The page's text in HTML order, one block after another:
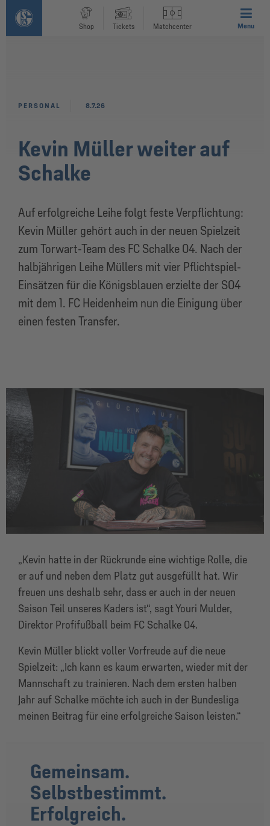
Shop Tickets Matchcenter Menu
Kevin Müller weiter auf
Schalke
Auf erfolgreiche Leihe folgt feste Verpflichtung:
Kevin Müller gehört auch in der neuen Spielzeit
zum Torwart-Team des FC Schalke 04. Nach der
halbjährigen Leihe Müllers mit vier Pflichtspiel-
Einsätzen für die Königsblauen erzielte der S04
mit dem 1. FC Heidenheim nun die Einigung über
einen festen Transfer.
PERSONAL 8.7.26
„Kevin hatte in der Rückrunde eine wichtige Rolle, die
er auf und neben dem Platz gut ausgefüllt hat. Wir
freuen uns deshalb sehr, dass er auch in der neuen
Saison Teil unseres Kaders ist“, sagt Youri Mulder,
Direktor Profifußball beim FC Schalke 04.
Kevin Müller blickt voller Vorfreude auf die neue
Spielzeit: „Ich kann es kaum erwarten, wieder mit der
Mannschaft zu trainieren. Nach dem ersten halben
Jahr auf Schalke möchte ich auch in der Bundesliga
meinen Beitrag für eine erfolgreiche Saison leisten.“
Gemeinsam.
Selbstbestimmt.
Erfolgreich.